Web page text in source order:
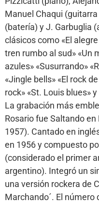
Manuel Chaqui
(batería) y J. Garbuglia
clásicos como «El
tren rumbo al sud» «Un
azules» «Susurrando»
«Jingle bells» «El rock
rock» «St. Louis blues»
La grabación más
Rosario fue Saltando en
1957). Cantado en
en 1956 y compuesto
(considerado el primer
argentino). Integró un
una versión rockera de
Marchando´. El